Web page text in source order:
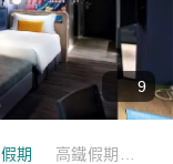
9
期